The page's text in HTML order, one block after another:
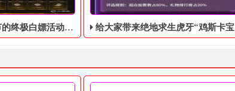
的时间是9月28号到10月10号 给大家带来绝地求生虎牙“鸡斯卡宝典”的福利活动，这次福利活动将于9月17日至10月17日开始